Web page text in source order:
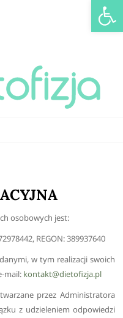
osobowych jest:
REGON: 389937640
w tym realizacji swoich
mail: kontakt@dietofizja.pl
przez Administratora
z udzieleniem odpowiedzi